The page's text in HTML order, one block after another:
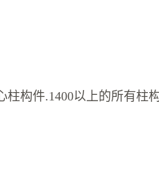
柱构件.1400以上的所有柱